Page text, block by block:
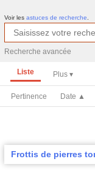
Voir les astuces de recherche
Recherche avancée
Liste
Pertinence Date ▲
Frottis de pierres